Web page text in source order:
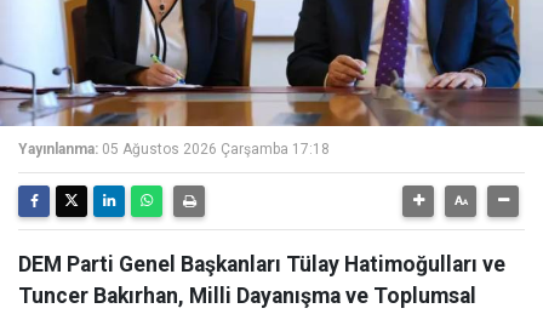
Yayınlanma: 05 Ağustos 2026 Çarşamba 17:18
DEM Parti Genel Başkanları Tülay Hatimoğulları ve
Tuncer Bakırhan, Milli Dayanışma ve Toplumsal